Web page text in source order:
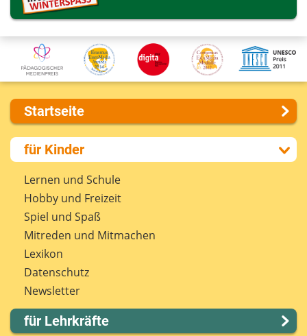
Startseite
Über uns
Presse
Kontakt
Impressum
Internet-ABC Sitemap
Barrierefreiheit
Länderprojekte
für Kinder
Lernen und Schule
Hobby und Freizeit
Spiel und Spaß
Mitreden und Mitmachen
Lexikon
Datenschutz
Newsletter
für Lehrkräfte